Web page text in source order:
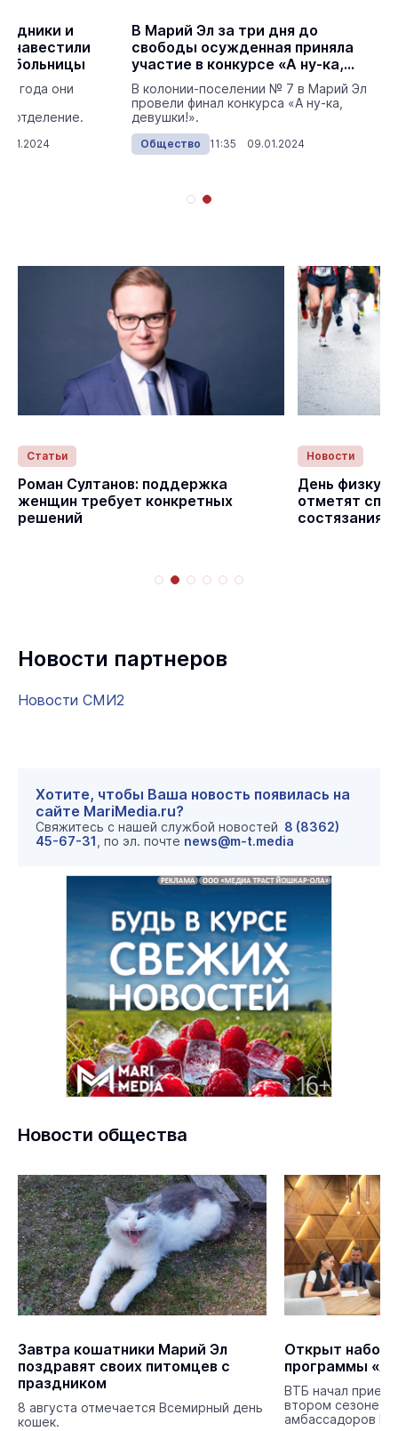
и
навестили
больницы
года они
отделение.
В Марий Эл за три дня до
свободы осужденная приняла
участие в конкурсе «А ну-ка,
девушки!»
В колонии-поселении № 7 в Марий Эл
провели финал конкурса «А ну-ка,
девушки!».
Общество 11:35 09.01.2024
Статьи
Роман Султанов: поддержка
женщин требует конкретных
решений
Новости
День
отметят
Новости партнеров
Новости СМИ2
Хотите, чтобы Ваша новость появилась на
сайте MariMedia.ru?
Свяжитесь с нашей службой новостей 8 (8362)
45-67-31 , по эл. почте news@m-t.media
Новости общества
Завтра кошатники Марий Эл
поздравят своих питомцев с
праздником
8 августа отмечается Всемирный день
кошек.
Открыт набор
программы
ВТБ начал прием
втором сезоне
амбассадоров